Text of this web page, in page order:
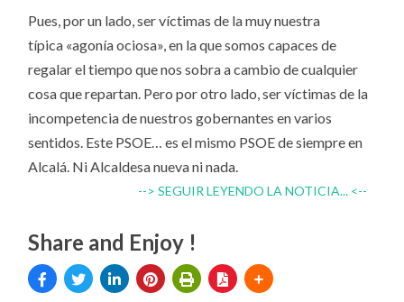
Pues, por un lado, ser víctimas de la muy nuestra
típica «agonía ociosa», en la que somos capaces de
regalar el tiempo que nos sobra a cambio de cualquier
cosa que repartan. Pero por otro lado, ser víctimas de la
incompetencia de nuestros gobernantes en varios
sentidos. Este PSOE… es el mismo PSOE de siempre en
Alcalá. Ni Alcaldesa nueva ni nada.
--> SEGUIR LEYENDO LA NOTICIA... <--
Share and Enjoy !